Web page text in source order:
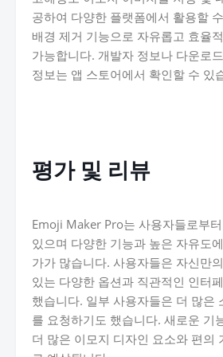
공하여 다양한 플랫폼에서 활용할
배경 제거 기능으로 자유롭고 효율
가능합니다. 개발자 정보나 다운로
정보는 앱 스토어에서 확인할 수 있
평가 및 리뷰
Emoji Maker Pro는 사용자들로부
있으며 다양한 기능과 높은 자유도
가가 많습니다. 사용자들은 자신만
있는 다양한 옵션과 직관적인 인터
했습니다. 일부 사용자들은 더 많은
를 요청하기도 했습니다. 새로운 기
더 많은 이모지 디자인 요소와 편의